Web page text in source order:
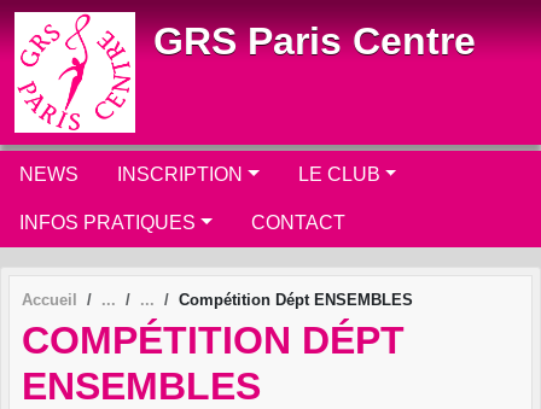
GRS Paris Centre
NEWS INSCRIPTION LE CLUB
INFOS PRATIQUES CONTACT
Accueil Compétition Dépt ENSEMBLES
COMPÉTITION DÉPT
ENSEMBLES
Panneau de gestion des cookies